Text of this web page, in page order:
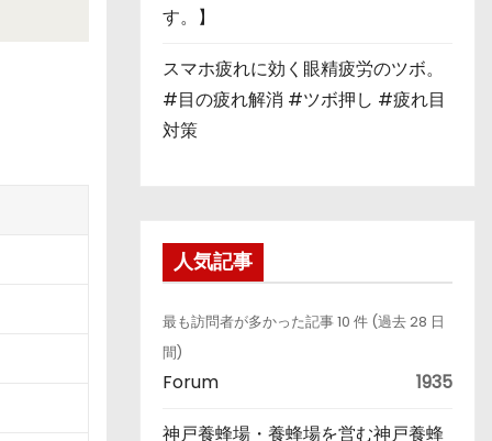
す。】
スマホ疲れに効く眼精疲労のツボ。
#目の疲れ解消 #ツボ押し #疲れ目
対策
人気記事
最も訪問者が多かった記事 10 件 (過去 28 日
間)
Forum 1935
神戸養蜂場・養蜂場を営む神戸養蜂